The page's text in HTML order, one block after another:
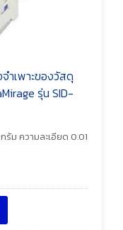
ำเพาะของวัสดุ
รุ่น SID-
ม ความละเอียด 0.01